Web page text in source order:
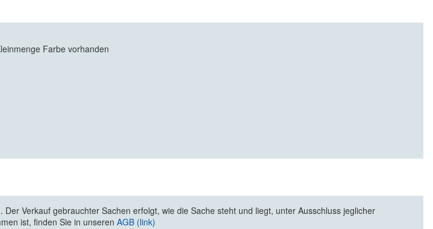
Farbe vorhanden
Verkauf gebrauchter Sachen erfolgt, wie die Sache steht und liegt, unter Ausschluss jeglicher
ist, finden Sie in unseren AGB (link)